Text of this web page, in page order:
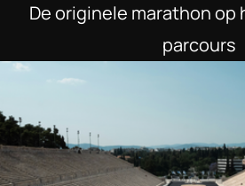
De originele marathon
parcours